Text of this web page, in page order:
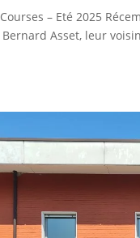
– Eté 2025
Bernard Asset, leur